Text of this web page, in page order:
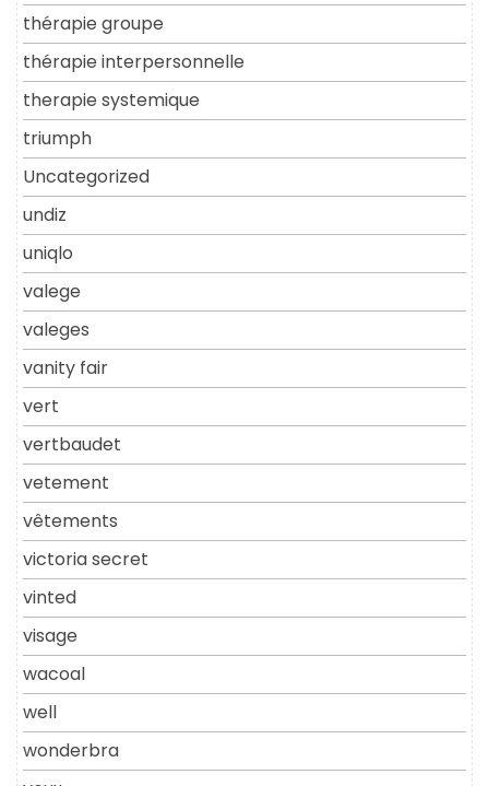
thérapie groupe
thérapie interpersonnelle
therapie systemique
triumph
Uncategorized
undiz
uniqlo
valege
valeges
vanity fair
vert
vertbaudet
vetement
vêtements
victoria secret
vinted
visage
wacoal
well
wonderbra